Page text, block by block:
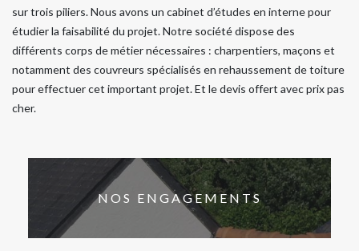
sur trois piliers. Nous avons un cabinet d’études en interne pour
étudier la faisabilité du projet. Notre société dispose des
différents corps de métier nécessaires : charpentiers, maçons et
notamment des couvreurs spécialisés en rehaussement de toiture
pour effectuer cet important projet. Et le devis offert avec prix pas
cher.
NOS ENGAGEMENTS